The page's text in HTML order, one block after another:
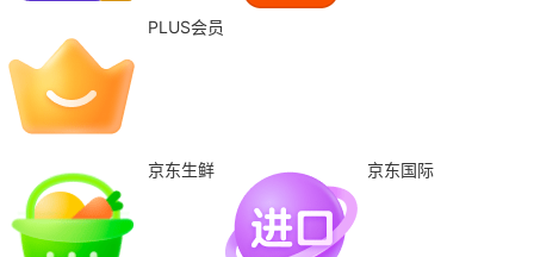
PLUS会员
京东生鲜 京东国际